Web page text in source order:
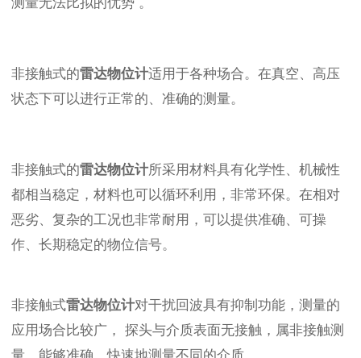
非接触式的雷达物位计适用于各种场合。在真空、高压
状态下可以进行正常的、准确的测量。
非接触式的雷达物位计所采用材料具有化学性、机械性
都相当稳定，材料也可以循环利用，非常环保。 在相对
恶劣、复杂的工况也非常耐用，可以提供准确、可操
作、长期稳定的物位信号。
非接触式雷达物位计对干扰回波具有抑制功能 ， 测量的
应用场合比较广 ，
探头与介质表面无接触，属非接触测
量，能够准确、快速地测量不同的介质。